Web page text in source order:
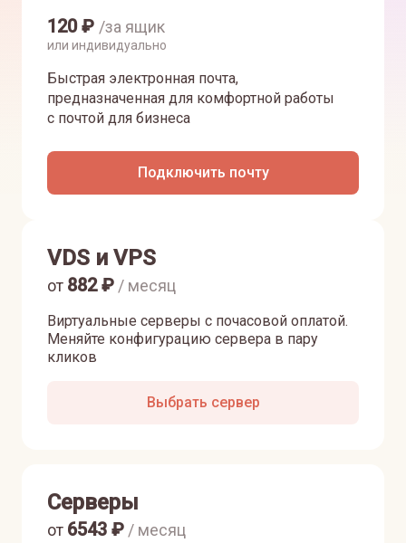
120₽ /за ящик
или индивидуально
Быстрая электронная почта,
предназначенная для комфортной работы
с почтой для бизнеса
Подключить почту
VDS и VPS
Виртуальные серверы с почасовой оплатой.
Меняйте конфигурацию сервера в пару
кликов
от 882₽ / месяц
Выбрать сервер
Серверы
от 6543 ₽ / месяц